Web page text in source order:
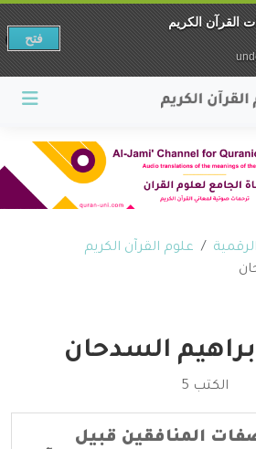
علوم القرآن الكريم
السدحان
الكتب 5
المنافقين قبيل
القرآن الكريم
فتح